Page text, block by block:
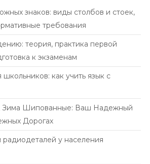
знаков: виды столбов и стоек,
требования
теория, практика первой
к экзаменам
как учить язык с
Шипованные: Ваш Надежный
Дорогах
у населения